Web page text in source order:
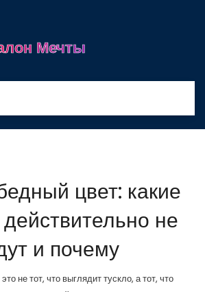
цвет: какие
действительно не
и почему
не тот, что выглядит тускло, а тот, что